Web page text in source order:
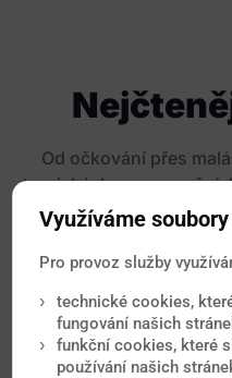
Od očkování přes
tropických
Využíváme
Pro provoz služby
technické cookies,
fungování našich
funkční cookies, které
používání našich